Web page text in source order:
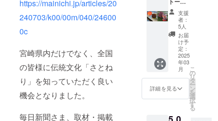
https://mainichi.jp/articles/20
240703/k00/00m/040/24600
0c
宮崎県内だけでなく、全国
の皆様に伝統文化「さとね
り」を知っていただく良い
機会となりました。
毎日新聞さま、取材・掲載
ショコ
ラ＆黒
砂糖
450g】
※人気の
ため、
10セッ
ト限定
で再追
加しま
した！
元オー
ストラ
パティ
支援
者：
5人
お届
け予
定：
2025
年03
月
詳細を見る
こ
の
リ
タ
ー
ン
を
選
択
す
る